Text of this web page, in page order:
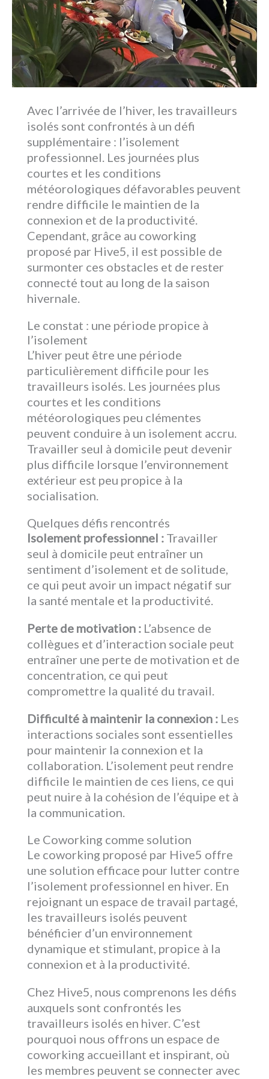
Avec l’arrivée de l’hiver, les travailleurs
isolés sont confrontés à un défi
supplémentaire : l’isolement
professionnel. Les journées plus
courtes et les conditions
météorologiques défavorables peuvent
rendre difficile le maintien de la
connexion et de la productivité.
Cependant, grâce au coworking
proposé par Hive5, il est possible de
surmonter ces obstacles et de rester
connecté tout au long de la saison
hivernale.
Le constat : une période propice à
l’isolement
L’hiver peut être une période
particulièrement difficile pour les
travailleurs isolés. Les journées plus
courtes et les conditions
météorologiques peu clémentes
peuvent conduire à un isolement accru.
Travailler seul à domicile peut devenir
plus difficile lorsque l’environnement
extérieur est peu propice à la
socialisation.
Quelques défis rencontrés
Isolement professionnel : Travailler
seul à domicile peut entraîner un
sentiment d’isolement et de solitude,
ce qui peut avoir un impact négatif sur
la santé mentale et la productivité.
Perte de motivation : L’absence de
collègues et d’interaction sociale peut
entraîner une perte de motivation et de
concentration, ce qui peut
compromettre la qualité du travail.
Difficulté à maintenir la connexion : Les
interactions sociales sont essentielles
pour maintenir la connexion et la
collaboration. L’isolement peut rendre
difficile le maintien de ces liens, ce qui
peut nuire à la cohésion de l’équipe et à
la communication.
Le Coworking comme solution
Le coworking proposé par Hive5 offre
une solution efficace pour lutter contre
l’isolement professionnel en hiver. En
rejoignant un espace de travail partagé,
les travailleurs isolés peuvent
bénéficier d’un environnement
dynamique et stimulant, propice à la
connexion et à la productivité.
Chez Hive5, nous comprenons les défis
auxquels sont confrontés les
travailleurs isolés en hiver. C’est
pourquoi nous offrons un espace de
coworking accueillant et inspirant, où
les membres peuvent se connecter avec